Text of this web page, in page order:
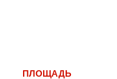
ПЛОЩАДЬ